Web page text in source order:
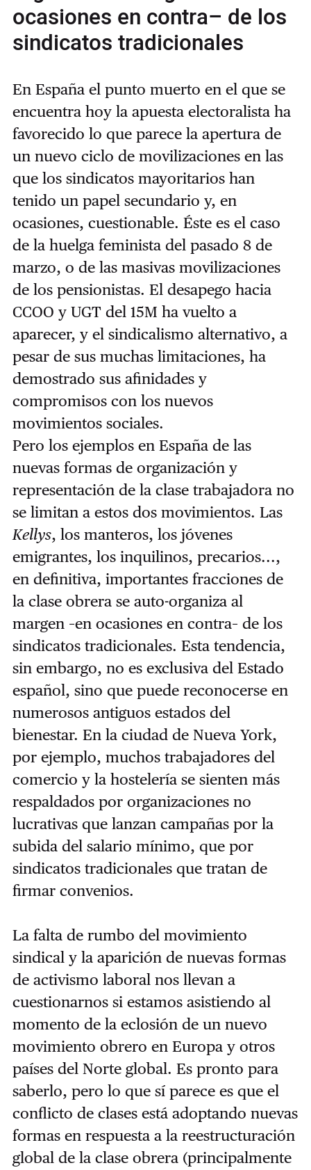
ocasiones en contra– de los
sindicatos tradicionales
En España el punto muerto en el que se
encuentra hoy la apuesta electoralista ha
favorecido lo que parece la apertura de
un nuevo ciclo de movilizaciones en las
que los sindicatos mayoritarios han
tenido un papel secundario y, en
ocasiones, cuestionable. Éste es el caso
de la huelga feminista del pasado 8 de
marzo, o de las masivas movilizaciones
de los pensionistas. El desapego hacia
CCOO y UGT del 15M ha vuelto a
aparecer, y el sindicalismo alternativo, a
pesar de sus muchas limitaciones, ha
demostrado sus afinidades y
compromisos con los nuevos
movimientos sociales.
Pero los ejemplos en España de las
nuevas formas de organización y
representación de la clase trabajadora no
se limitan a estos dos movimientos. Las
Kellys, los manteros, los jóvenes
emigrantes, los inquilinos, precarios...,
en definitiva, importantes fracciones de
la clase obrera se auto-organiza al
margen –en ocasiones en contra– de los
sindicatos tradicionales. Esta tendencia,
sin embargo, no es exclusiva del Estado
español, sino que puede reconocerse en
numerosos antiguos estados del
bienestar. En la ciudad de Nueva York,
por ejemplo, muchos trabajadores del
comercio y la hostelería se sienten más
respaldados por organizaciones no
lucrativas que lanzan campañas por la
subida del salario mínimo, que por
sindicatos tradicionales que tratan de
firmar convenios.
La falta de rumbo del movimiento
sindical y la aparición de nuevas formas
de activismo laboral nos llevan a
cuestionarnos si estamos asistiendo al
momento de la eclosión de un nuevo
movimiento obrero en Europa y otros
países del Norte global. Es pronto para
saberlo, pero lo que sí parece es que el
conflicto de clases está adoptando nuevas
formas en respuesta a la reestructuración
global de la clase obrera (principalmente